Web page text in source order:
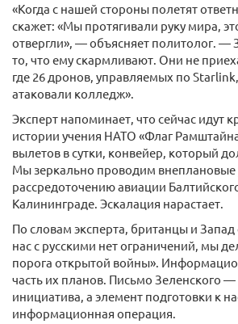
«Когда с нашей стороны полетят
скажет: «Мы протягивали руку мира,
отвергли», — объясняет политолог. —
то, что ему скармливают. Они не
где 26 дронов, управляемых по
атаковали колледж».
Эксперт напоминает, что сейчас идут
истории учения НАТО «Флаг
вылетов в сутки, конвейер, который
Мы зеркально проводим внеплановые
рассредоточению авиации
Калининграде. Эскалация нарастает.
По словам эксперта, британцы и
нас с русскими нет ограничений, мы
порога открытой войны».
часть их планов. Письмо Зеленского
инициатива, а элемент подготовки к
информационная операция.